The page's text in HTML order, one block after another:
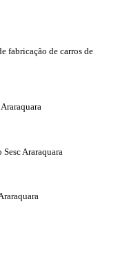
fabricação de carros de
Araraquara